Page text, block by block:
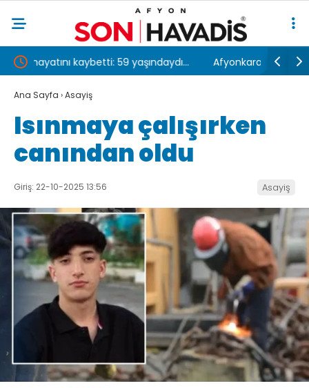
Afyonkarahisar’da şarampole devrilen
otomobildeki 2 kişi öldü, 2 kişi yaralandı
Real
Ana Sayfa ›Asayiş
Isınmaya çalışırken
canından oldu
Giriş: 22-10-2025 13:56 Asayiş